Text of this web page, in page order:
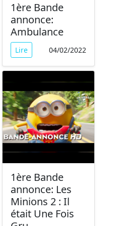
1ère Bande
annonce:
Ambulance
Lire 04/02/2022
1ère Bande
annonce: Les
Minions 2 : Il
était Une Fois